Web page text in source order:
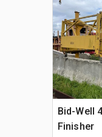
Bid-Well
Finisher